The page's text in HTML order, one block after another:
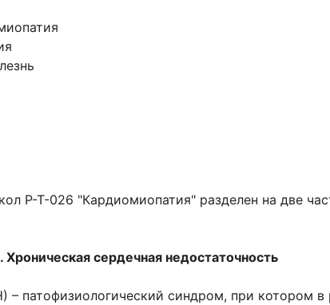
P-T-026 "Кардиомиопатия" разделен на две
Хроническая сердечная недостаточность
– патофизиологический синдром, при котором в